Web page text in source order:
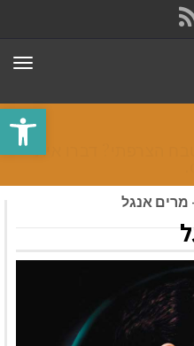
פתח
הצרפתי? דברו איתי
מרים אנגל